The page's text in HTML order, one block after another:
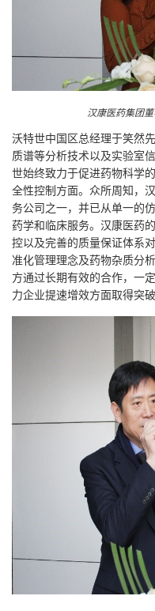
汉康医药集团
沃特世中国区总经理于笑然
质谱等分析技术以及实验室
世始终致力于促进药物科学
全性控制方面。众所周知，
务公司之一，并已从单一的
药学和临床服务。汉康医药
控以及完善的质量保证体系
准化管理理念及药物杂质分
方通过长期有效的合作，一
力企业提速增效方面取得突